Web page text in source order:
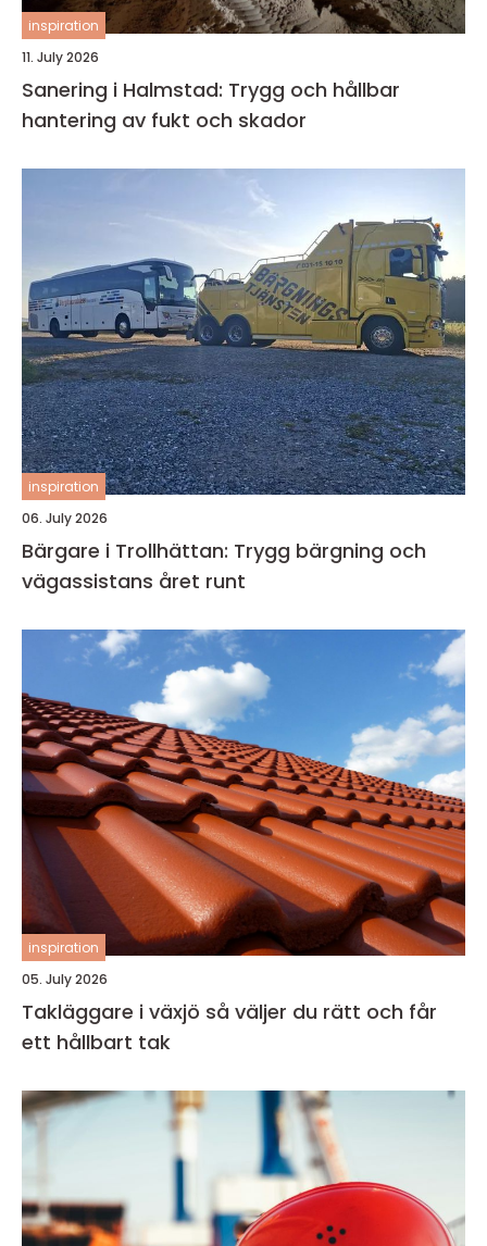
inspiration
11. July 2026
Sanering i Halmstad: Trygg och hållbar
hantering av fukt och skador
inspiration
06. July 2026
Bärgare i Trollhättan: Trygg bärgning och
vägassistans året runt
inspiration
05. July 2026
Takläggare i växjö så väljer du rätt och får
ett hållbart tak